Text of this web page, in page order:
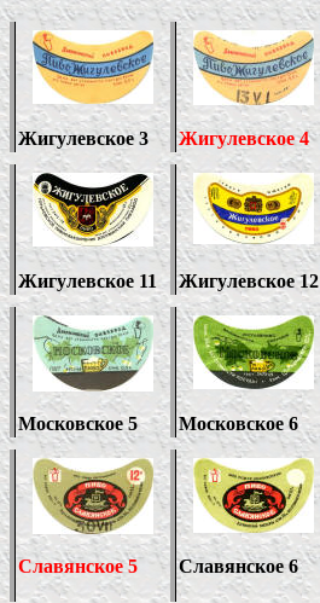
Жигулевское 3 Жигулевское 4
Жигулевское 11 Жигулевское 12
Московское 5 Московское 6
Славянское 5 Славянское 6